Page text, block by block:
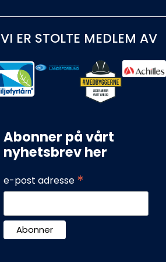
VI ER STOLTE MEDLEM AV
Abonner på vårt
nyhetsbrev her
e-post adresse *